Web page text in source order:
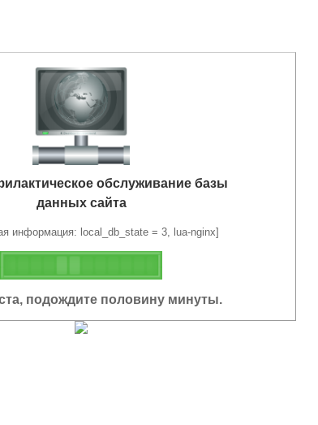
обслуживание базы
данных сайта
информация: local_db_state = 3, lua-nginx]
подождите половину минуты.